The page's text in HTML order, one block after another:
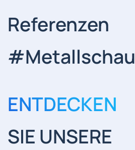
Referenzen
#Metallschau
ENTDECKEN
SIE UNSERE